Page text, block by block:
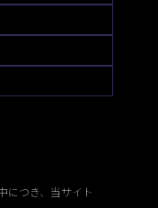
につき、当サイト